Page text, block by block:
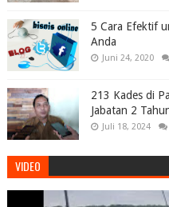
5 Cara Efektif
Anda
Juni 24, 2020
213 Kades di
Jabatan 2
Juli 18, 2024
VIDEO